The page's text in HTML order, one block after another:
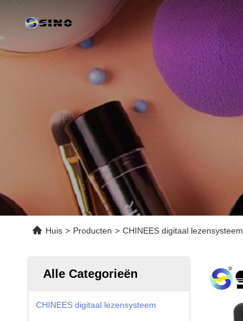
Huis > Producten > CHINEES digitaal lezensysteem
Alle Categorieën
CHINEES digitaal lezensysteem